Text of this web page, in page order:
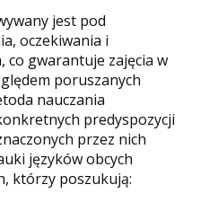
jest pod
oczekiwania i
co gwarantuje zajęcia w
poruszanych
nauczania
predyspozycji
przez nich
języków obcych
którzy poszukują: